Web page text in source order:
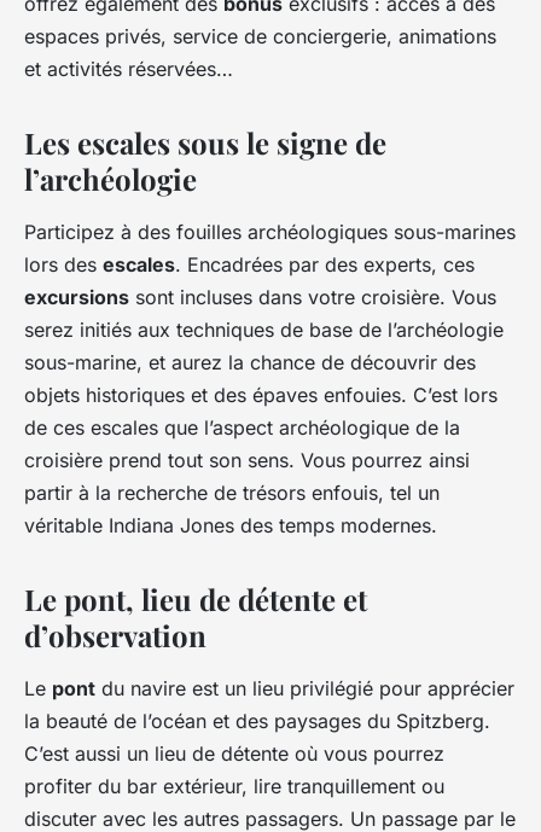
espaces privés, service de conciergerie, animations
et activités réservées…
Les escales sous le signe de
l’archéologie
Participez à des fouilles archéologiques sous-marines
lors des escales. Encadrées par des experts, ces
excursions sont incluses dans votre croisière. Vous
serez initiés aux techniques de base de l’archéologie
sous-marine, et aurez la chance de découvrir des
objets historiques et des épaves enfouies. C’est lors
de ces escales que l’aspect archéologique de la
croisière prend tout son sens. Vous pourrez ainsi
partir à la recherche de trésors enfouis, tel un
véritable Indiana Jones des temps modernes.
Le pont, lieu de détente et
d’observation
Le pont du navire est un lieu privilégié pour apprécier
la beauté de l’océan et des paysages du Spitzberg.
C’est aussi un lieu de détente où vous pourrez
profiter du bar extérieur, lire tranquillement ou
discuter avec les autres passagers. Un passage par le